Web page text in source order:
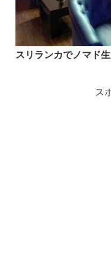
スリランカでノマド
ス